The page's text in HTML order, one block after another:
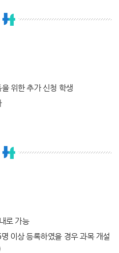
위한 추가 신청 학생
로 가능
이상 등록하였을 경우 과목 개설